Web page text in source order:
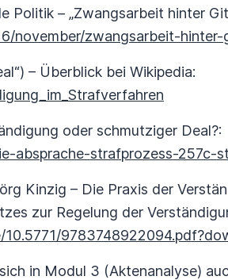
Politik – „Zwangsarbeit hinter
november/zwangsarbeit-hinter-
– Überblick bei Wikipedia:
oder sch­mut­ziger Deal?:
absprache-strafprozess-257c-
Kinzig – Die Praxis der
zur Regelung der
in Modul 3 (Aktenanalyse)